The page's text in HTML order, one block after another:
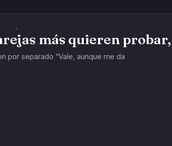
más quieren
por separado “Vale, aunque me da